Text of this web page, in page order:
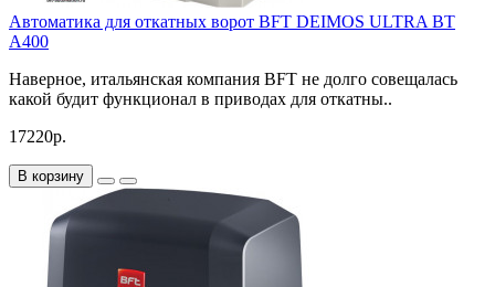
Автоматика для откатных ворот BFT DEIMOS ULTRA BT
A400
Наверное, итальянская компания BFT не долго совещалась
какой будит функционал в приводах для откатны..
17220р.
В корзину